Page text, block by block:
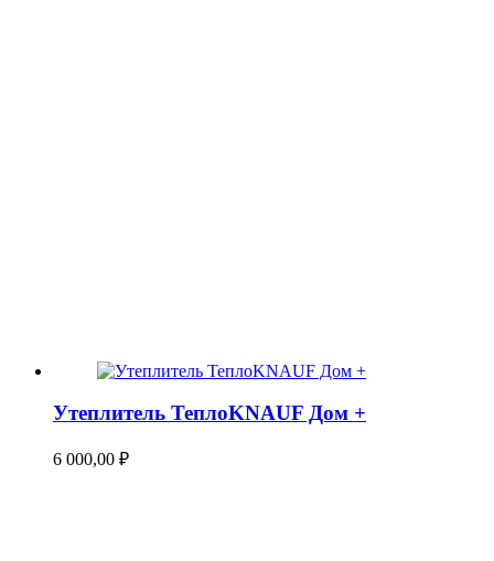
Утеплитель ТеплоKNAUF Дом +
6 000,00 ₽